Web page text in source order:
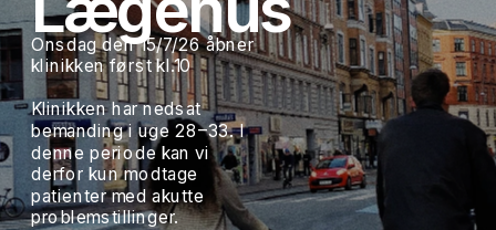
Onsdag den 15/7/26 åbner
klinikken først kl.10
Klinikken har nedsat
bemanding i uge 28–33. I
denne periode kan vi
derfor kun modtage
patienter med akutte
problemstillinger.